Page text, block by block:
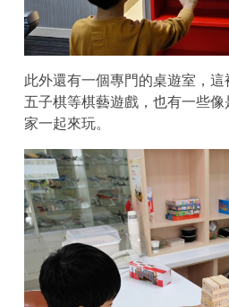
此外還有一個專門的桌遊室，這
五子棋等棋藝遊戲，也有一些
家一起來玩。